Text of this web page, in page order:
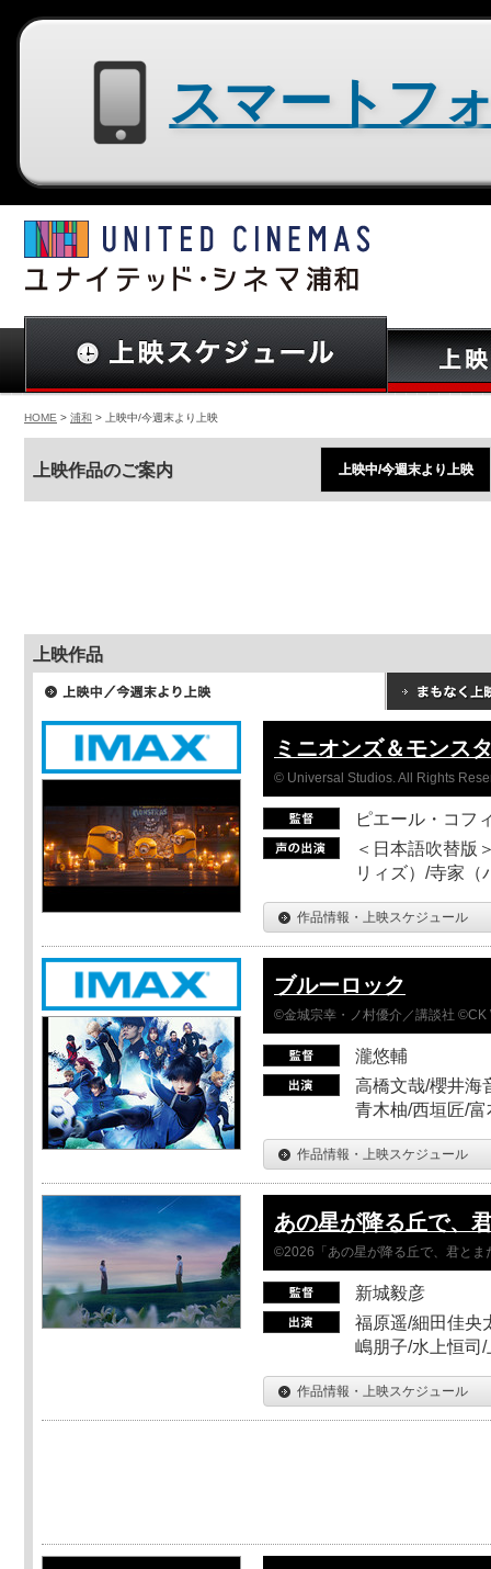
HOME > 浦和 > 上映中/今週末より上映
上映作品のご案内 上映中/今週末より上映
上映作品
ミニオンズ＆モンス
© Universal Studios. All Rights
ピエール・コフ
＜日本語吹替版
リィズ）/寺家（
作品情報・上映スケジュール
ブルーロック
©金城宗幸・ノ村優介／講談社 ©CK
瀧悠輔
高橋文哉/櫻井海
青木柚/西垣匠/
作品情報・上映スケジュール
あの星が降る丘で、
©2026「あの星が降る丘で、君とま
新城毅彦
福原遥/細田佳央
嶋朋子/水上恒司
作品情報・上映スケジュール